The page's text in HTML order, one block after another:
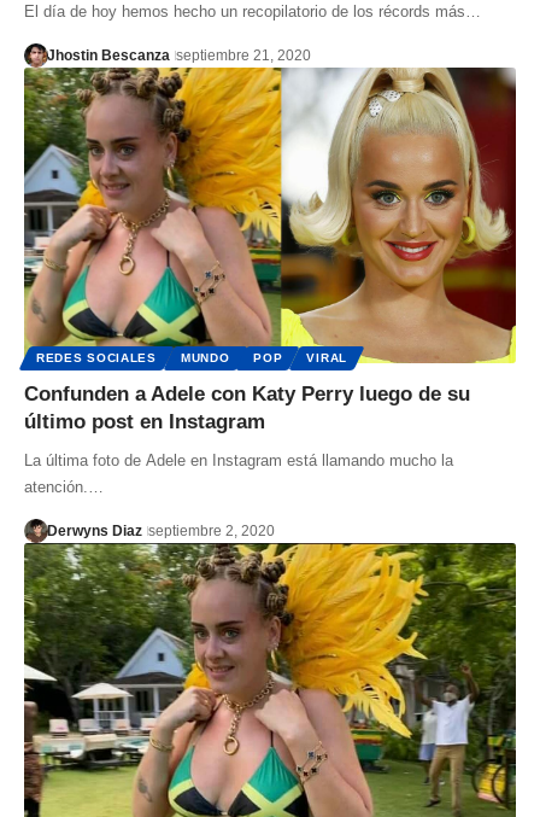
El día de hoy hemos hecho un recopilatorio de los récords más…
Jhostin Bescanza septiembre 21, 2020
REDES SOCIALES MUNDO POP VIRAL
Confunden a Adele con Katy Perry luego de su
último post en Instagram
La última foto de Adele en Instagram está llamando mucho la
atención.…
Derwyns Diaz septiembre 2, 2020